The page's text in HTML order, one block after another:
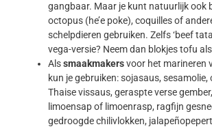
gangbaar. Maar je kunt natuurlijk ook
octopus (he’e poke), coquilles of
schelpdieren gebruiken. Zelfs ‘beef
vega-versie? Neem dan blokjes tofu
Alssmaakmakersvoor het marineren
kun je gebruiken: sojasaus,
Thaise vissaus, geraspte verse
limoensap of limoenrasp, ragfijn
gedroogde chilivlokken,